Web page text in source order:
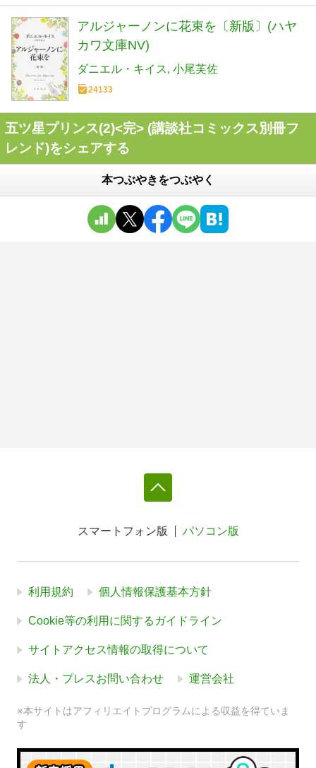
アルジャーノンに花束を〔新版〕(ハヤ
カワ文庫NV)
ダニエル・キイス 小尾芙佐
24133
五ツ星プリンス(2)<完> (講談社コミックス別冊フ
レンド)をシェアする
本つぶやきをつぶやく
スマートフォン版 パソコン版
利用規約 個人情報保護基本方針
Cookie等の利用に関するガイドライン
サイトアクセス情報の取得について
法人・プレスお問い合わせ 運営会社
※本サイトはアフィリエイトプログラムによる収益を得ていま
す